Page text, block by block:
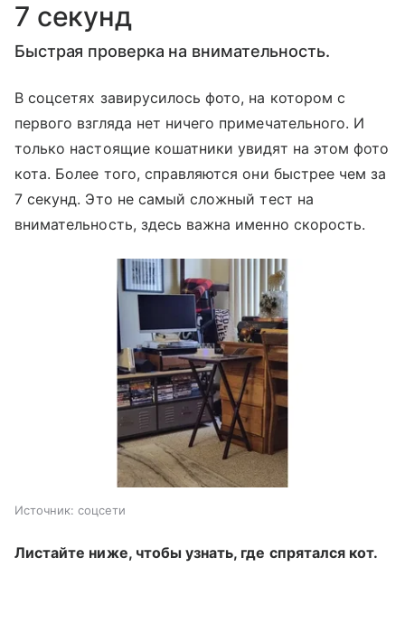
7 секунд
Быстрая проверка на внимательность.
В соцсетях завирусилось фото, на котором с
первого взгляда нет ничего примечательного. И
только настоящие кошатники увидят на этом фото
кота. Более того, справляются они быстрее чем за
7 секунд. Это не самый сложный тест на
внимательность, здесь важна именно скорость.
Источник: соцсети
Листайте ниже, чтобы узнать, где спрятался кот.